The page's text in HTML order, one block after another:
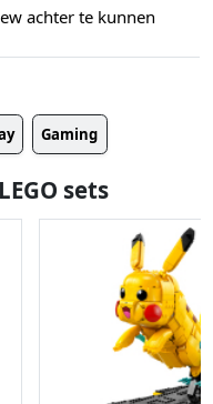
achter te kunnen
Gaming
sets